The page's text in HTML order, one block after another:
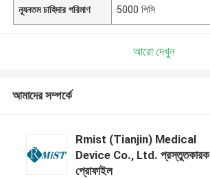
ন্যূনতম চাহিদার পরিমাণ 5000 পিসি
আরো দেখুন
আমাদের সম্পর্কে
Rmist (Tianjin) Medical
Device Co., Ltd. প্রস্তুতকারক
প্রোফাইল